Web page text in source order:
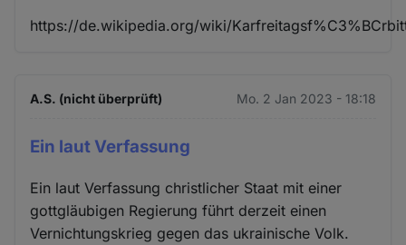
https://de.wikipedia.org/wiki/
A.S. (nicht überprüft) Mo. 2 Jan 2023 - 18:18
Ein laut Verfassung
Ein laut Verfassung christlicher Staat mit einer
gottgläubigen Regierung führt derzeit einen
Vernichtungskrieg gegen das ukrainische Volk.